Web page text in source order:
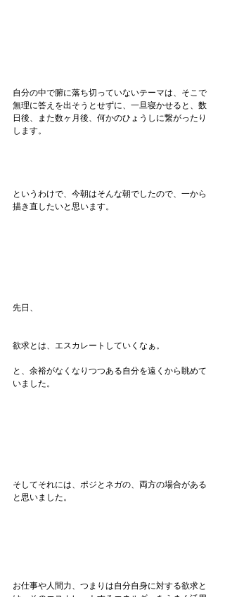
自分の中で腑に落ち切っていないテーマは、そこで
無理に答えを出そうとせずに、一旦寝かせると、数
日後、また数ヶ月後、何かのひょうしに繋がったり
します。
というわけで、今朝はそんな朝でしたので、一から
描き直したいと思います。
先日、
欲求とは、エスカレートしていくなぁ。
と、余裕がなくなりつつある自分を遠くから眺めて
いました。
そしてそれには、ポジとネガの、両方の場合がある
と思いました。
お仕事や人間力、つまりは自分自身に対する欲求と